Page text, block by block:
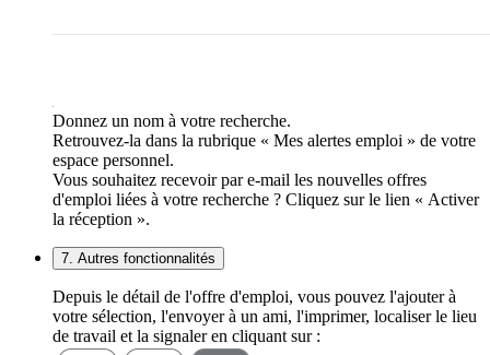
Donnez un nom à votre recherche.
Retrouvez-la dans la rubrique « Mes alertes emploi » de votre
espace personnel.
Vous souhaitez recevoir par e-mail les nouvelles offres
d'emploi liées à votre recherche ? Cliquez sur le lien « Activer
la réception ».
7. Autres fonctionnalités
Depuis le détail de l'offre d'emploi, vous pouvez l'ajouter à
votre sélection, l'envoyer à un ami, l'imprimer, localiser le lieu
de travail et la signaler en cliquant sur :